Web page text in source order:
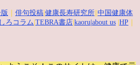
俳句投稿 健康長寿研究所 中国健康体
ろコラム TEBRA書店 kaoru |about us HP